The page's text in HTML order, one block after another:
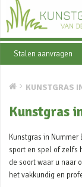
Stalen aanvragen
KUNSTGRAS
Kunstgras
Kunstgras in
sport en spel of zelfs
de soort waar u naar
het vakkundig en